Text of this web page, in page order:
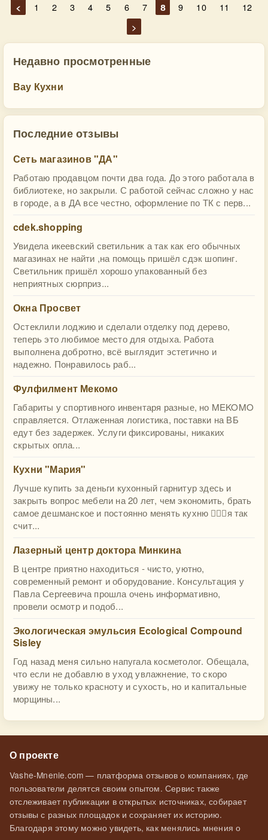
< 1 2 3 4 5 6 7 8 9 10 11
12
>
Недавно просмотренные
Вау Кухни
Последние отзывы
Сеть магазинов "ДА"
Работаю продавцом почти два года. До этого работала в
библиотеке, но закрыли. С работой сейчас сложно у нас
в городе, а в ДА все честно, оформление по ТК с перв...
cdek.shopping
Увидела икеевский светильник а так как его обычных
магазинах не найти ,на помощь пришёл сдэк шопинг.
Светильник пришёл хорошо упакованный без
неприятных сюрприз...
Окна Просвет
Остеклили лоджию и сделали отделку под дерево,
теперь это любимое место для отдыха. Работа
выполнена добротно, всё выглядит эстетично и
надежно. Понравилось раб...
Фулфилмент Мекомо
Габариты у спортивного инвентаря разные, но MEKOMO
справляется. Отлаженная логистика, поставки на ВБ
едут без задержек. Услуги фиксированы, никаких
скрытых опла...
Кухни "Мария"
Лучше купить за деньги кухонный гарнитур здесь и
закрыть вопрос мебели на 20 лет, чем экономить, брать
самое дешманское и постоянно менять кухню 🤷🏻‍♀️я так
счит...
Лазерный центр доктора Минкина
В центре приятно находиться - чисто, уютно,
современный ремонт и оборудование. Консультация у
Павла Сергеевича прошла очень информативно,
провели осмотр и подоб...
Экологическая эмульсия Ecological Compound
Sisley
Год назад меня сильно напугала косметолог. Обещала,
что если не добавлю в уход увлажнение, то скоро
увижу не только красноту и сухость, но и капитальные
морщины...
О проекте
Vashe-Mnenie.com — платформа отзывов о компаниях, где
пользователи делятся своим опытом. Сервис также
отслеживает публикации в открытых источниках, собирает
отзывы с разных площадок и сохраняет их историю.
Благодаря этому можно увидеть, как менялись мнения о